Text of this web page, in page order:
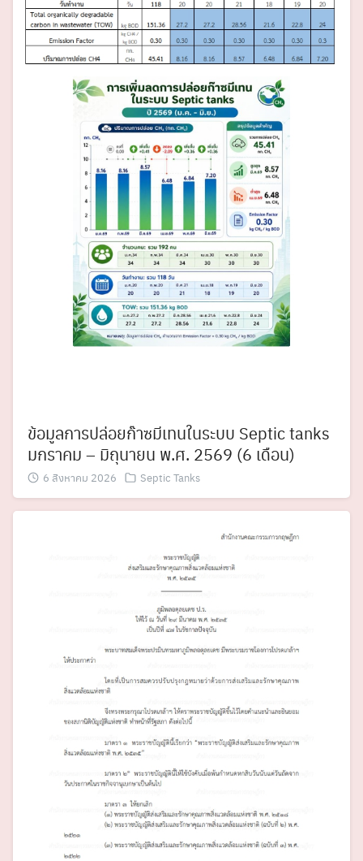
Search
ข้อมูลการปล่อยก๊าซมีเทนในระบบ Septic tanks
มกราคม – มิถุนายน พ.ศ. 2569 (6 เดือน)
6 สิงหาคม 2026 Septic Tanks